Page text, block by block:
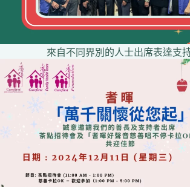
來自不同界別的人士出席表達支